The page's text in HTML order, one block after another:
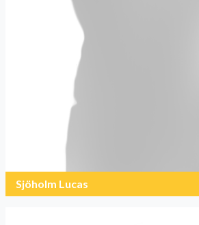
Sjöholm Lucas